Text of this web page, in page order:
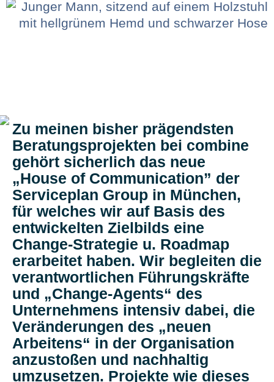
Zu meinen bisher prägendsten
Beratungsprojekten bei combine
gehört sicherlich das neue
„House of Communication” der
Serviceplan Group in München,
für welches wir auf Basis des
entwickelten Zielbilds eine
Change-Strategie u. Roadmap
erarbeitet haben. Wir begleiten die
verantwortlichen Führungskräfte
und „Change-Agents“ des
Unternehmens intensiv dabei, die
Veränderungen des „neuen
Arbeitens“ in der Organisation
anzustoßen und nachhaltig
umzusetzen. Projekte wie dieses